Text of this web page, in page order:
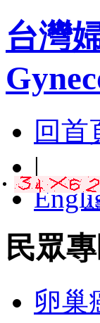
台灣
回首
|
民眾
卵巢
入